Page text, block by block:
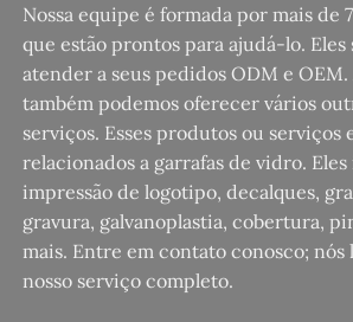
Nossa equipe é formada por mais de
que estão prontos para ajudá-lo.
atender a seus pedidos ODM e OEM.
também podemos oferecer vários
serviços. Esses produtos ou serviços
relacionados a garrafas de vidro.
impressão de logotipo, decalques,
gravura, galvanoplastia, cobertura,
mais. Entre em contato conosco;
nosso serviço completo.